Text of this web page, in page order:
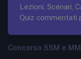
Lezioni, Scenari,
Quiz commentati
Concorso SSM e